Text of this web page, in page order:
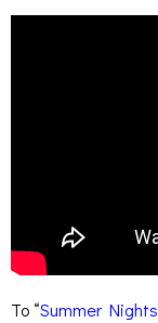
Το “Summer Nights